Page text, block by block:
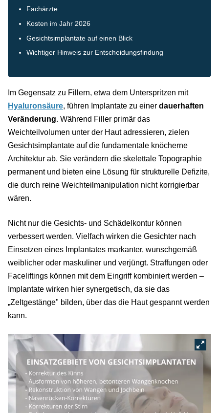
Fachärzte
Kosten im Jahr 2026
Gesichtsimplantate auf einen Blick
Wichtiger Hinweis zur Entscheidungsfindung
Im Gegensatz zu Fillern, etwa dem Unterspritzen mit
Hyaluronsäure, führen Implantate zu einer dauerhaften
Veränderung. Während Filler primär das
Weichteilvolumen unter der Haut adressieren, zielen
Gesichtsimplantate auf die fundamentale knöcherne
Architektur ab. Sie verändern die skelettale Topographie
permanent und bieten eine Lösung für strukturelle Defizite,
die durch reine Weichteilmanipulation nicht korrigierbar
wären.
Nicht nur die Gesichts- und Schädelkontur können
verbessert werden. Vielfach wirken die Gesichter nach
Einsetzen eines Implantates markanter, wunschgemäß
weiblicher oder maskuliner und verjüngt. Straffungen oder
Faceliftings können mit dem Eingriff kombiniert werden –
Implantate wirken hier synergetisch, da sie das
„Zeltgestänge" bilden, über das die Haut gespannt werden
kann.